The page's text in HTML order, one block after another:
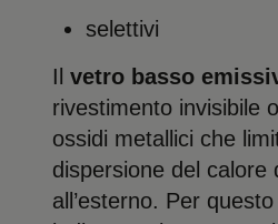
selettivi
Il vetro basso
rivestimento invisibile
ossidi metallici che
dispersione del calore
all’esterno. Per